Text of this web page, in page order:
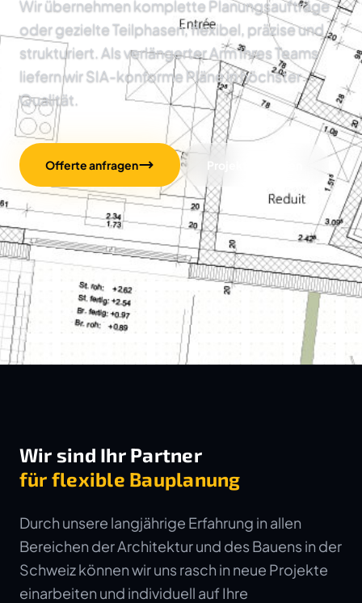
Wir übernehmen komplette Planungsaufträge
oder gezielte Teilphasen, flexibel, präzise und
strukturiert. Als verlängerter Arm Ihres Teams
liefern wir SIA-konforme Pläne in höchster
Qualität.
Offerte anfragen Projekte ansehen
Wir sind Ihr Partner
für flexible Bauplanung
Durch unsere langjährige Erfahrung in allen
Bereichen der Architektur und des Bauens in der
Schweiz können wir uns rasch in neue Projekte
einarbeiten und individuell auf Ihre